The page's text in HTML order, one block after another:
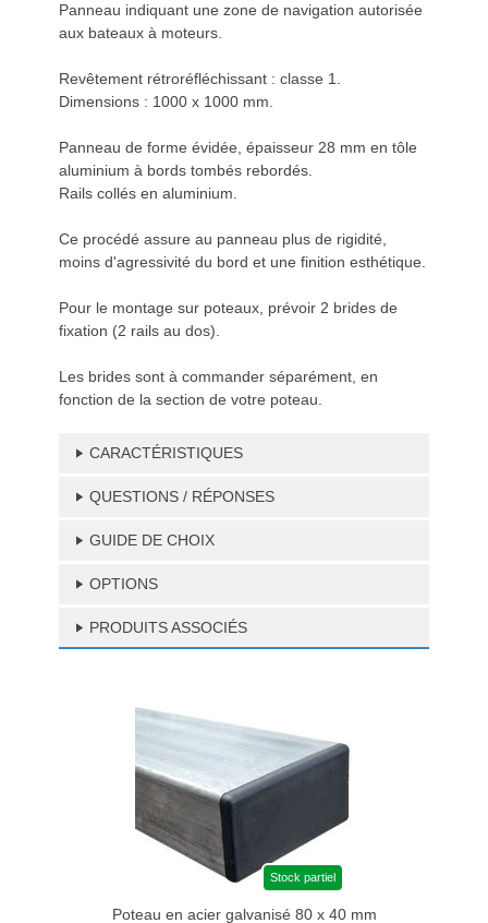
Panneau indiquant une zone de navigation autorisée
aux bateaux à moteurs.
Revêtement rétroréfléchissant : classe 1.
Dimensions : 1000 x 1000 mm.
Panneau de forme évidée, épaisseur 28 mm en tôle
aluminium à bords tombés rebordés.
Rails collés en aluminium.
Ce procédé assure au panneau plus de rigidité,
moins d'agressivité du bord et une finition esthétique.
Pour le montage sur poteaux, prévoir 2 brides de
fixation (2 rails au dos).
Les brides sont à commander séparément, en
fonction de la section de votre poteau.
CARACTÉRISTIQUES
QUESTIONS / RÉPONSES
GUIDE DE CHOIX
OPTIONS
PRODUITS ASSOCIÉS
Stock partiel
Poteau en acier galvanisé 80 x 40 mm